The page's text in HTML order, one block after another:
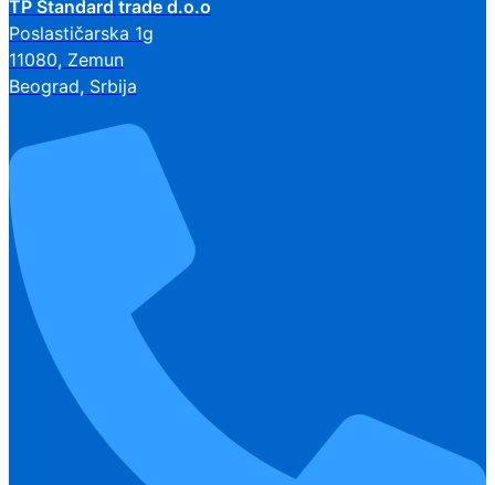
TP Standard trade d.o.o
Poslastičarska 1g
11080, Zemun
Beograd, Srbija